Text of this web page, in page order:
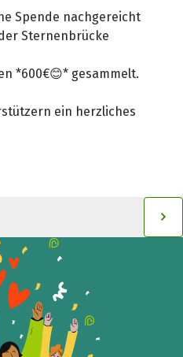
Spende nachgereicht
Sternenbrücke
*600€😊* gesammelt.
ein herzliches